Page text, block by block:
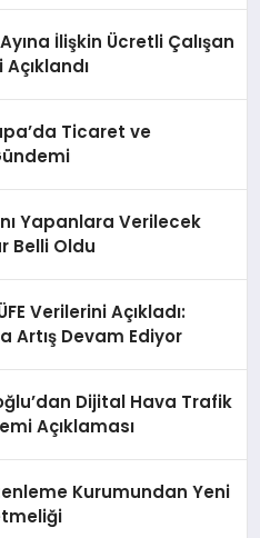
İlişkin Ücretli Çalışan
Ticaret ve
Yapanlara Verilecek
Belli Oldu
Verilerini Açıkladı:
Artış Devam Ediyor
Dijital Hava Trafik
Açıklaması
Kurumundan Yeni